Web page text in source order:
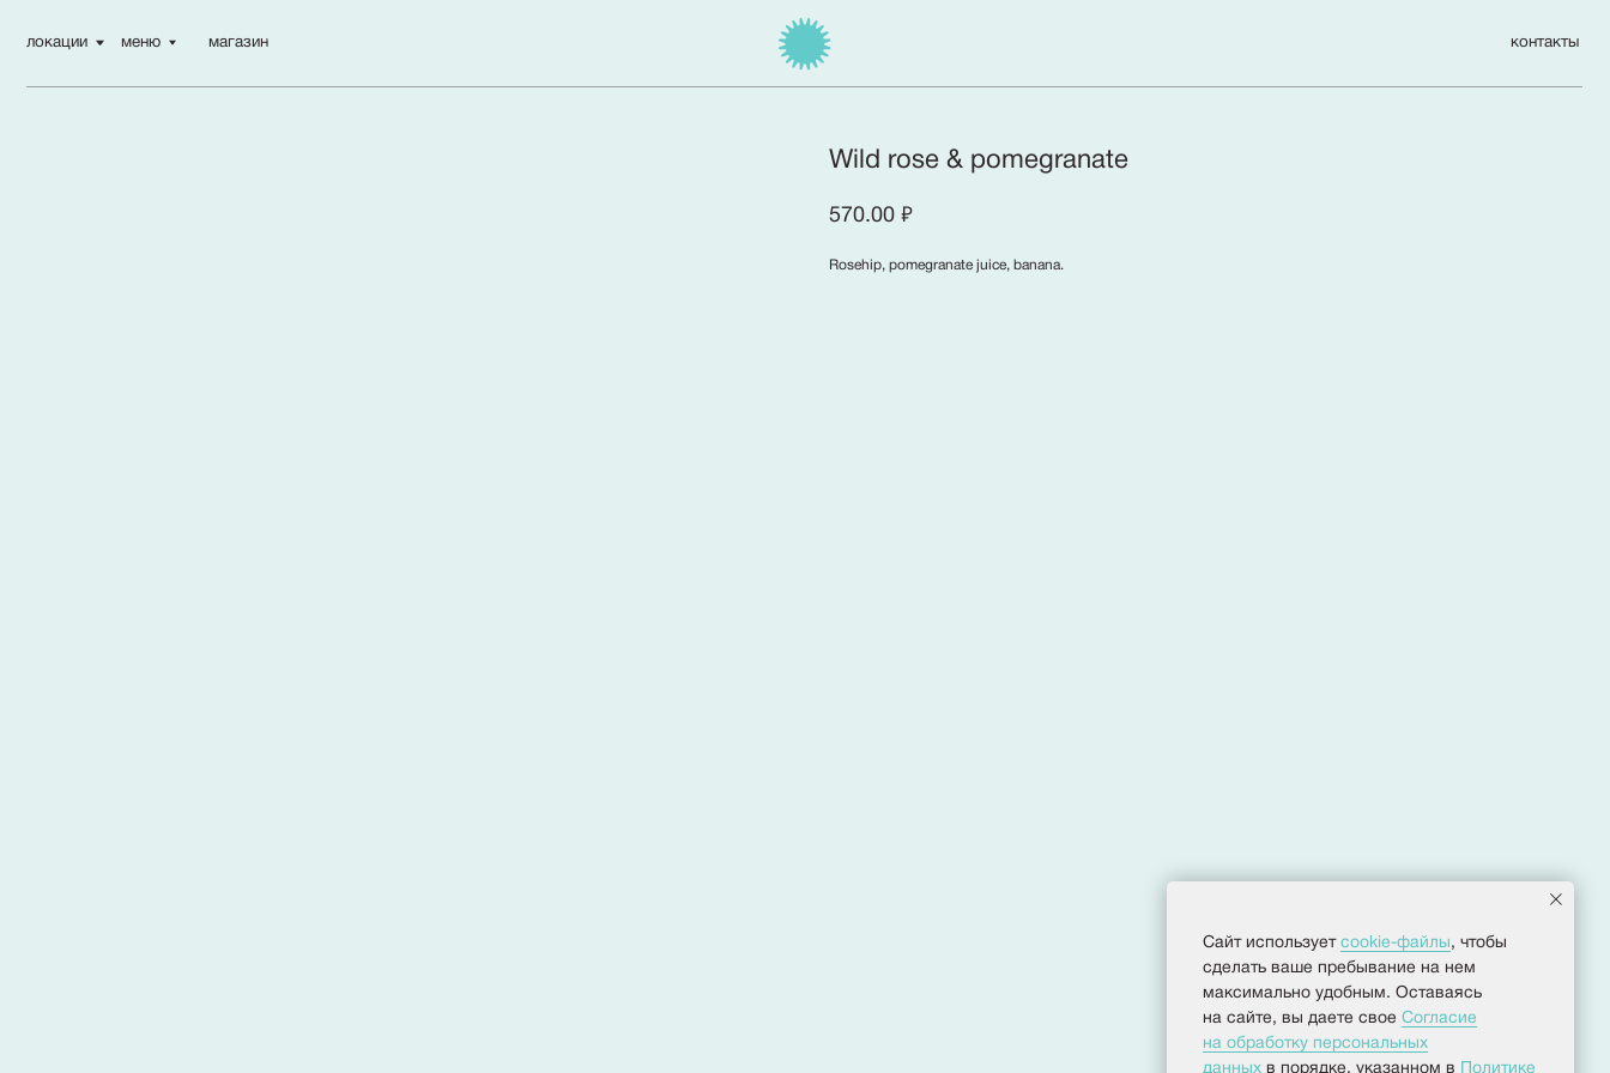
локации меню магазин
Wild rose & pomegranate
570.00 ₽
Rosehip, pomegranate juice, banana.
Политика конфиденциальности
Согласие на обработку персональных данных
Разработка сайта
Сайт использует cookie-файлы, чтобы
сделать ваше пребывание на нем
максимально удобным. Оставаясь
на сайте, вы даете свое Согласие
на обработку персональных
данных в порядке, указанном в Политике